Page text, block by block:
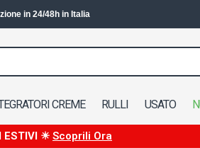
in 24/48h in Italia
CREME RULLI USATO
ESTIVI ☀ Scoprili Ora